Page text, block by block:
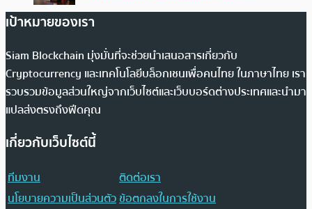
เป้าหมายของเรา
Siam Blockchain มุ่งมั่นที่จะช่วยนำเสนอสารเกี่ยวกับ
Cryptocurrency และเทคโนโลยีบล็อกเชนเพื่อคนไทย ในภาษาไทย เรา
รวบรวมข้อมูลส่วนใหญ่จากเว็บไซต์และเว็บบอร์ดต่างประเทศและนำมา
แปลส่งตรงถึงฟีดคุณ
เกี่ยวกับเว็บไซต์นี้
ทีมงาน
ติดต่อเรา
นโยบายความเป็นส่วนตัวข้อตกลงในการใช้งาน